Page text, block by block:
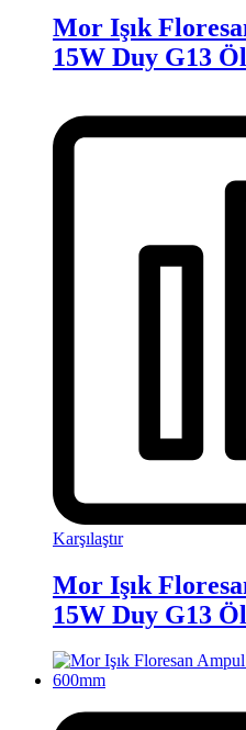
Mor Işık
15W Duy G13
Karşılaştır
Mor Işık
15W Duy G13